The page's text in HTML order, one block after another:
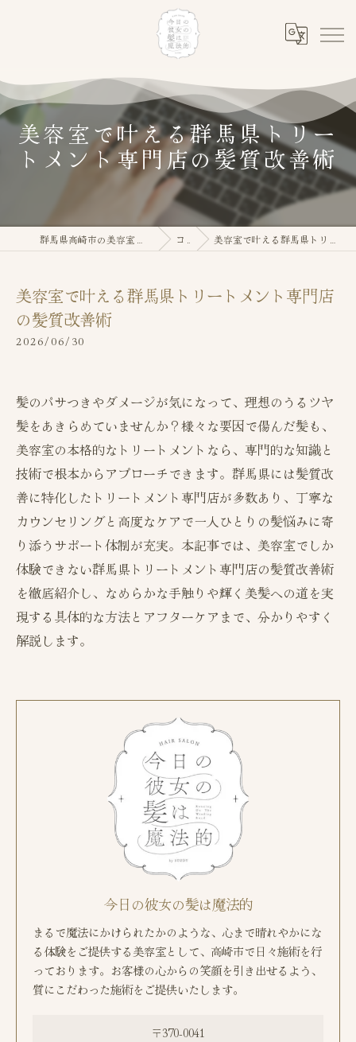
美容室で叶える群馬県トリー
トメント専門店の髪質改善術
コラム 美容室で叶える群馬県トリートメント専門店の髪質改善術
美容室で叶える群馬県トリートメント専門店
の髪質改善術
2026/06/30
髪のパサつきやダメージが気になって、理想のうるツヤ
髪をあきらめていませんか？様々な要因で傷んだ髪も、
美容室の本格的なトリートメントなら、専門的な知識と
技術で根本からアプローチできます。群馬県には髪質改
善に特化したトリートメント専門店が多数あり、丁寧な
カウンセリングと高度なケアで一人ひとりの髪悩みに寄
り添うサポート体制が充実。本記事では、美容室でしか
体験できない群馬県トリートメント専門店の髪質改善術
を徹底紹介し、なめらかな手触りや輝く美髪への道を実
現する具体的な方法とアフターケアまで、分かりやすく
解説します。
今日の彼女の髪は魔法的
まるで魔法にかけられたかのような、心まで晴れやかにな
る体験をご提供する美容室として、高崎市で日々施術を行
っております。お客様の心からの笑顔を引き出せるよう、
質にこだわった施術をご提供いたします。
〒370-0041